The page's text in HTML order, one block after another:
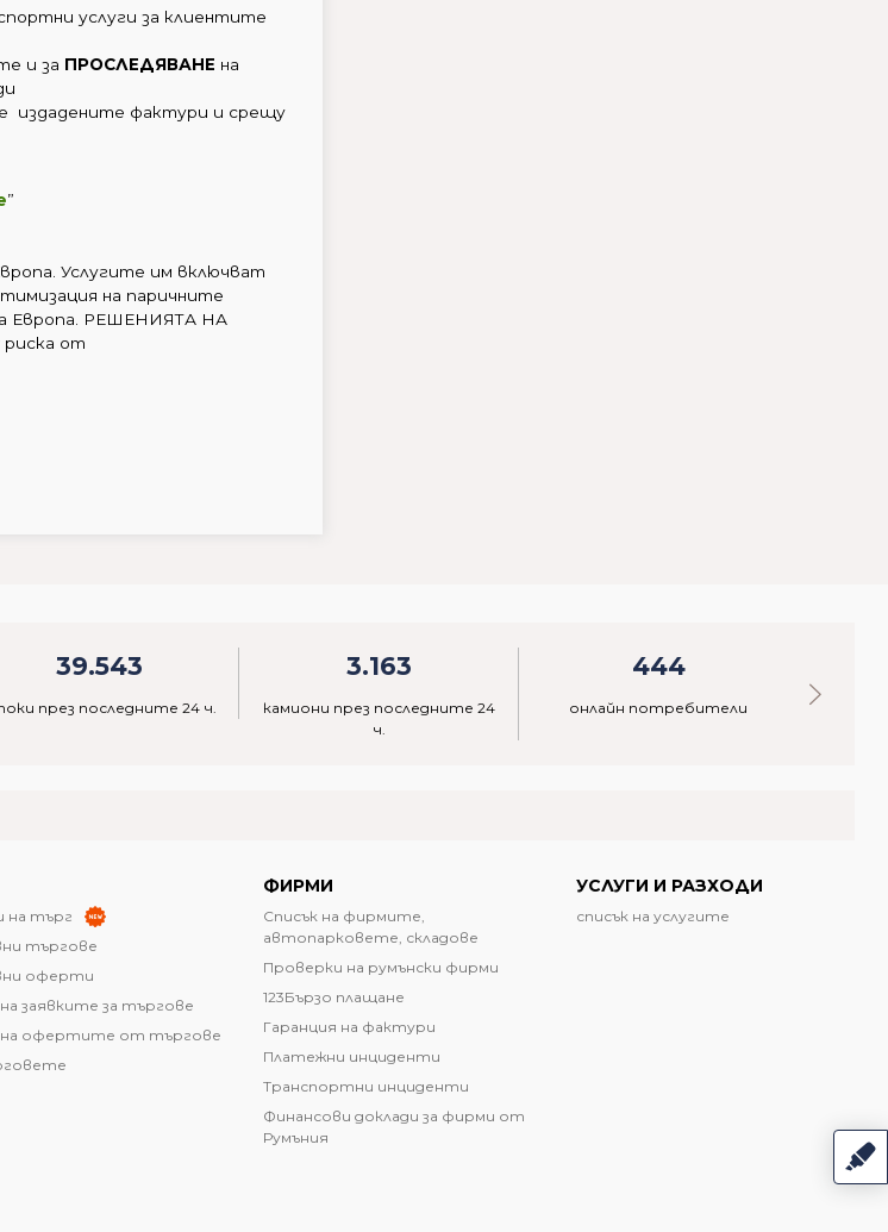
услуги за клиентите
и за ПРОСЛЕДЯВАНЕ на
издадените фактури и срещу
”
Услугите им включват
на паричните
Европа. РЕШЕНИЯТА НА
от
39.543
през последните 24 ч.
3.163
камиони през последните 24
ч.
444
онлайн потребители
на търг
търгове
оферти
заявките за търгове
на офертите от търгове
ФИРМИ
Списък на фирмите,
автопарковете, складове
Проверки на румънски фирми
123Бързо плащане
Гаранция на фактури
Платежни инциденти
Транспортни инциденти
Финансови доклади за фирми от
Румъния
УСЛУГИ И РАЗХОДИ
списък на услугите